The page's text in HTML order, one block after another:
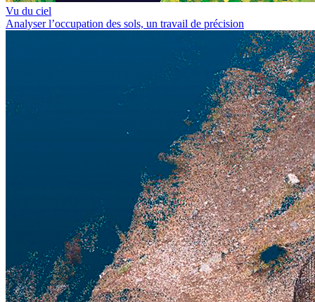
Vu du ciel
Analyser l’occupation des sols, un travail de précision